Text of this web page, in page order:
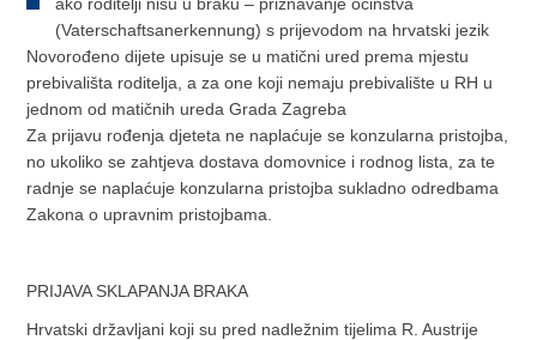
(Vaterschaftsanerkennung) s prijevodom na hrvatski jezik
Novorođeno dijete upisuje se u matični ured prema mjestu
prebivališta roditelja, a za one koji nemaju prebivalište u RH u
jednom od matičnih ureda Grada Zagreba
Za prijavu rođenja djeteta ne naplaćuje se konzularna pristojba,
no ukoliko se zahtjeva dostava domovnice i rodnog lista, za te
radnje se naplaćuje konzularna pristojba sukladno odredbama
Zakona o upravnim pristojbama.
PRIJAVA SKLAPANJA BRAKA
Hrvatski državljani koji su pred nadležnim tijelima R. Austrije